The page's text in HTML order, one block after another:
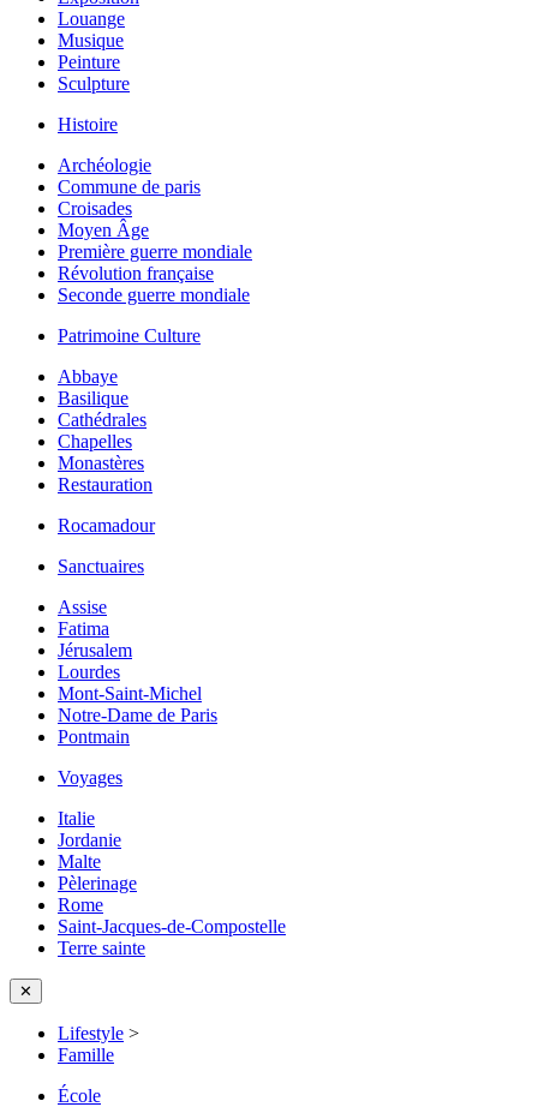
Louange
Musique
Peinture
Sculpture
Histoire
Archéologie
Commune de paris
Croisades
Moyen Âge
Première guerre mondiale
Révolution française
Seconde guerre mondiale
Patrimoine Culture
Abbaye
Basilique
Cathédrales
Chapelles
Monastères
Restauration
Rocamadour
Sanctuaires
Assise
Fatima
Jérusalem
Lourdes
Mont-Saint-Michel
Notre-Dame de Paris
Pontmain
Voyages
Italie
Jordanie
Malte
Pèlerinage
Rome
Saint-Jacques-de-Compostelle
Terre sainte
✕
Lifestyle >
Famille
École